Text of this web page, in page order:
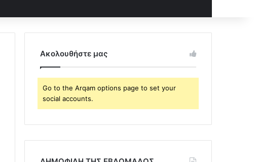
Ακολουθήστε μας
Go to the Arqam options page to set your
social accounts.